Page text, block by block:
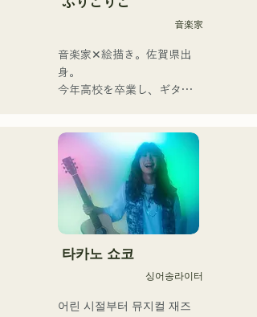
뿌리가 더해져 폭넓은 악곡
을 만들어, 「영화가요 록」
을 내걸고 활동하고 있다.
音楽家
音楽家✕絵描き。佐賀県出
身。
今年高校を卒業し、ギター
行う傍ら、大胆な色彩感覚
を活かしたアート制作に励
む。枠に収まりきれないマ
ルチな表現スタイルを確立
するため、日々探求を続け
ている。現在はSNSを中心
に、自身の表現を発信中。
타카노 쇼코
싱어송라이터
어린 시절부터 뮤지컬 재즈